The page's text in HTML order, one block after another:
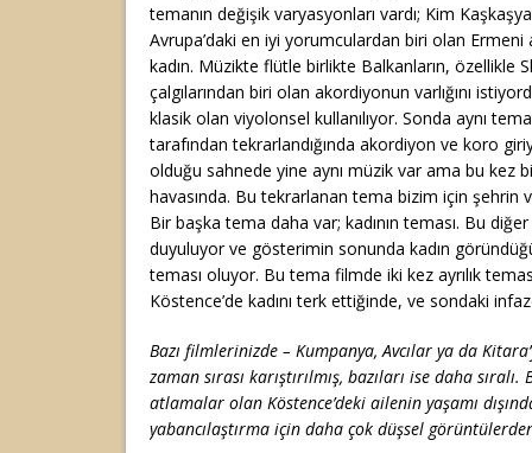
temanın değişik varyasyonları vardı; Kim
Avrupa’daki en iyi yorumculardan biri olan Ermeni
kadın. Müzikte flütle birlikte Balkanların, özellikle
çalgılarından biri olan akordiyonun varlığını
klasik olan viyolonsel kullanılıyor. Sonda aynı
tarafından tekrarlandığında akordiyon ve koro
olduğu sahnede yine aynı müzik var ama bu kez
havasında. Bu tekrarlanan tema bizim için şehrin
Bir başka tema daha var; kadının teması. Bu
duyuluyor ve gösterimin sonunda kadın
teması oluyor. Bu tema filmde iki kez ayrılık
Köstence’de kadını terk ettiğinde, ve sondaki
Bazı filmlerinizde – Kumpanya, Avcılar ya da
zaman sırası karıştırılmış, bazıları ise daha
atlamalar olan Köstence’deki ailenin yaşamı
yabancılaştırma için daha çok düşsel